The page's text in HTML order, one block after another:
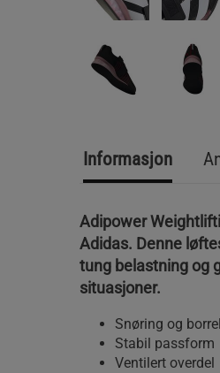
Informasjon
Adipower
Adidas. Denne
tung belastning og
situasjoner.
Snøring og
Stabil passform
Ventilert overdel